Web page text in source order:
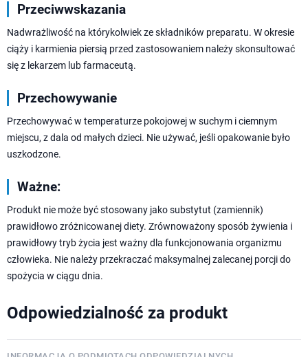
Przeciwwskazania
Nadwrażliwość na którykolwiek ze składników preparatu. W okresie
ciąży i karmienia piersią przed zastosowaniem należy skonsultować
się z lekarzem lub farmaceutą.
Przechowywanie
Przechowywać w temperaturze pokojowej w suchym i ciemnym
miejscu, z dala od małych dzieci. Nie używać, jeśli opakowanie było
uszkodzone.
Ważne:
Produkt nie może być stosowany jako substytut (zamiennik)
prawidłowo zróżnicowanej diety. Zrównoważony sposób żywienia i
prawidłowy tryb życia jest ważny dla funkcjonowania organizmu
człowieka. Nie należy przekraczać maksymalnej zalecanej porcji do
spożycia w ciągu dnia.
Odpowiedzialność za produkt